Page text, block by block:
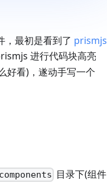
，最初是看到了 prismjs
进行代码块高亮
好看)，遂动手写一个
目录下(组件